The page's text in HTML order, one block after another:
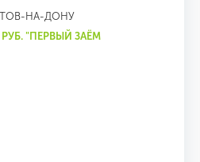
НА-ДОНУ
"ПЕРВЫЙ ЗАЁМ